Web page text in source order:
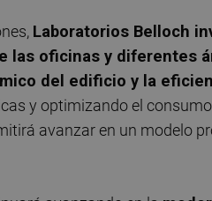
Laboratorios Belloch
las oficinas y diferentes
del edificio y la
y optimizando el
avanzar en un modelo